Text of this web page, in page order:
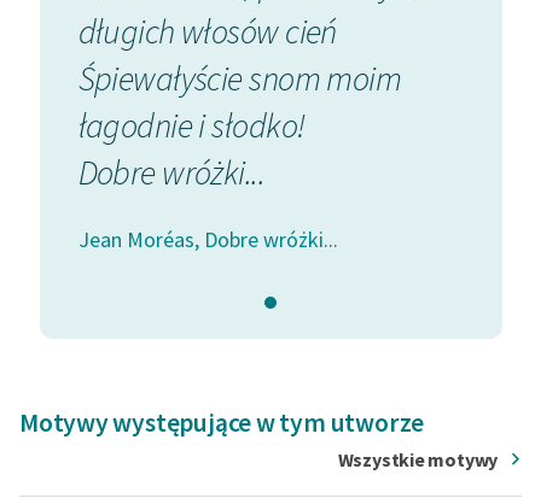
Zasady wykorzystania
Wolnych Lektur
Polityka prywatności
Dane fundacji i
Regulamin darowizn
wrażliwych
długich włosów cień
Śpiewałyście snom moim
łagodnie i słodko!
Dobre wróżki...
Jean Moréas, Dobre wróżki...
Motywy występujące w tym utworze
Wszystkie motywy